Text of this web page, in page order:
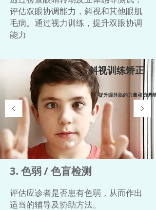
评估双眼协调能力，斜视和其他眼肌
毛病。通过视力训练，提升双眼协调
能力
斜视训练矫正
提升眼外肌的力量和协调能
3. 色弱 / 色盲检测
评估应诊者是否患有色弱，从而作出
适当的辅导及协助方法。